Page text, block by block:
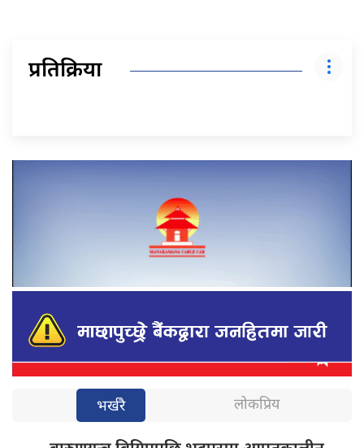
प्रतिक्रिया
भर्खरै लोकप्रिय